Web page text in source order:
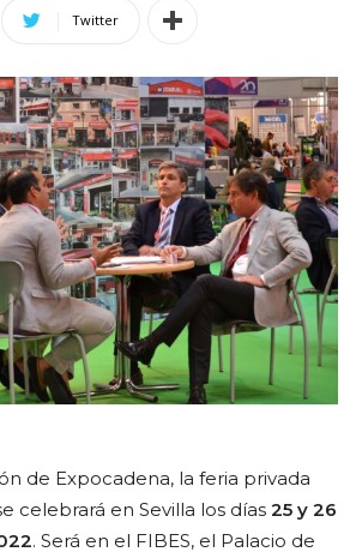
Twitter
de Expocadena, la feria privada
celebrará en Sevilla los días 25 y 26
. Será en el FIBES, el Palacio de